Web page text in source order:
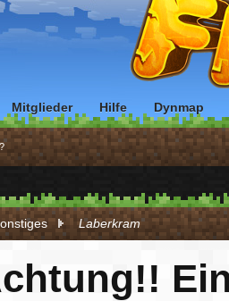
Laberkram
Mitglieder Hilfe Dynmap